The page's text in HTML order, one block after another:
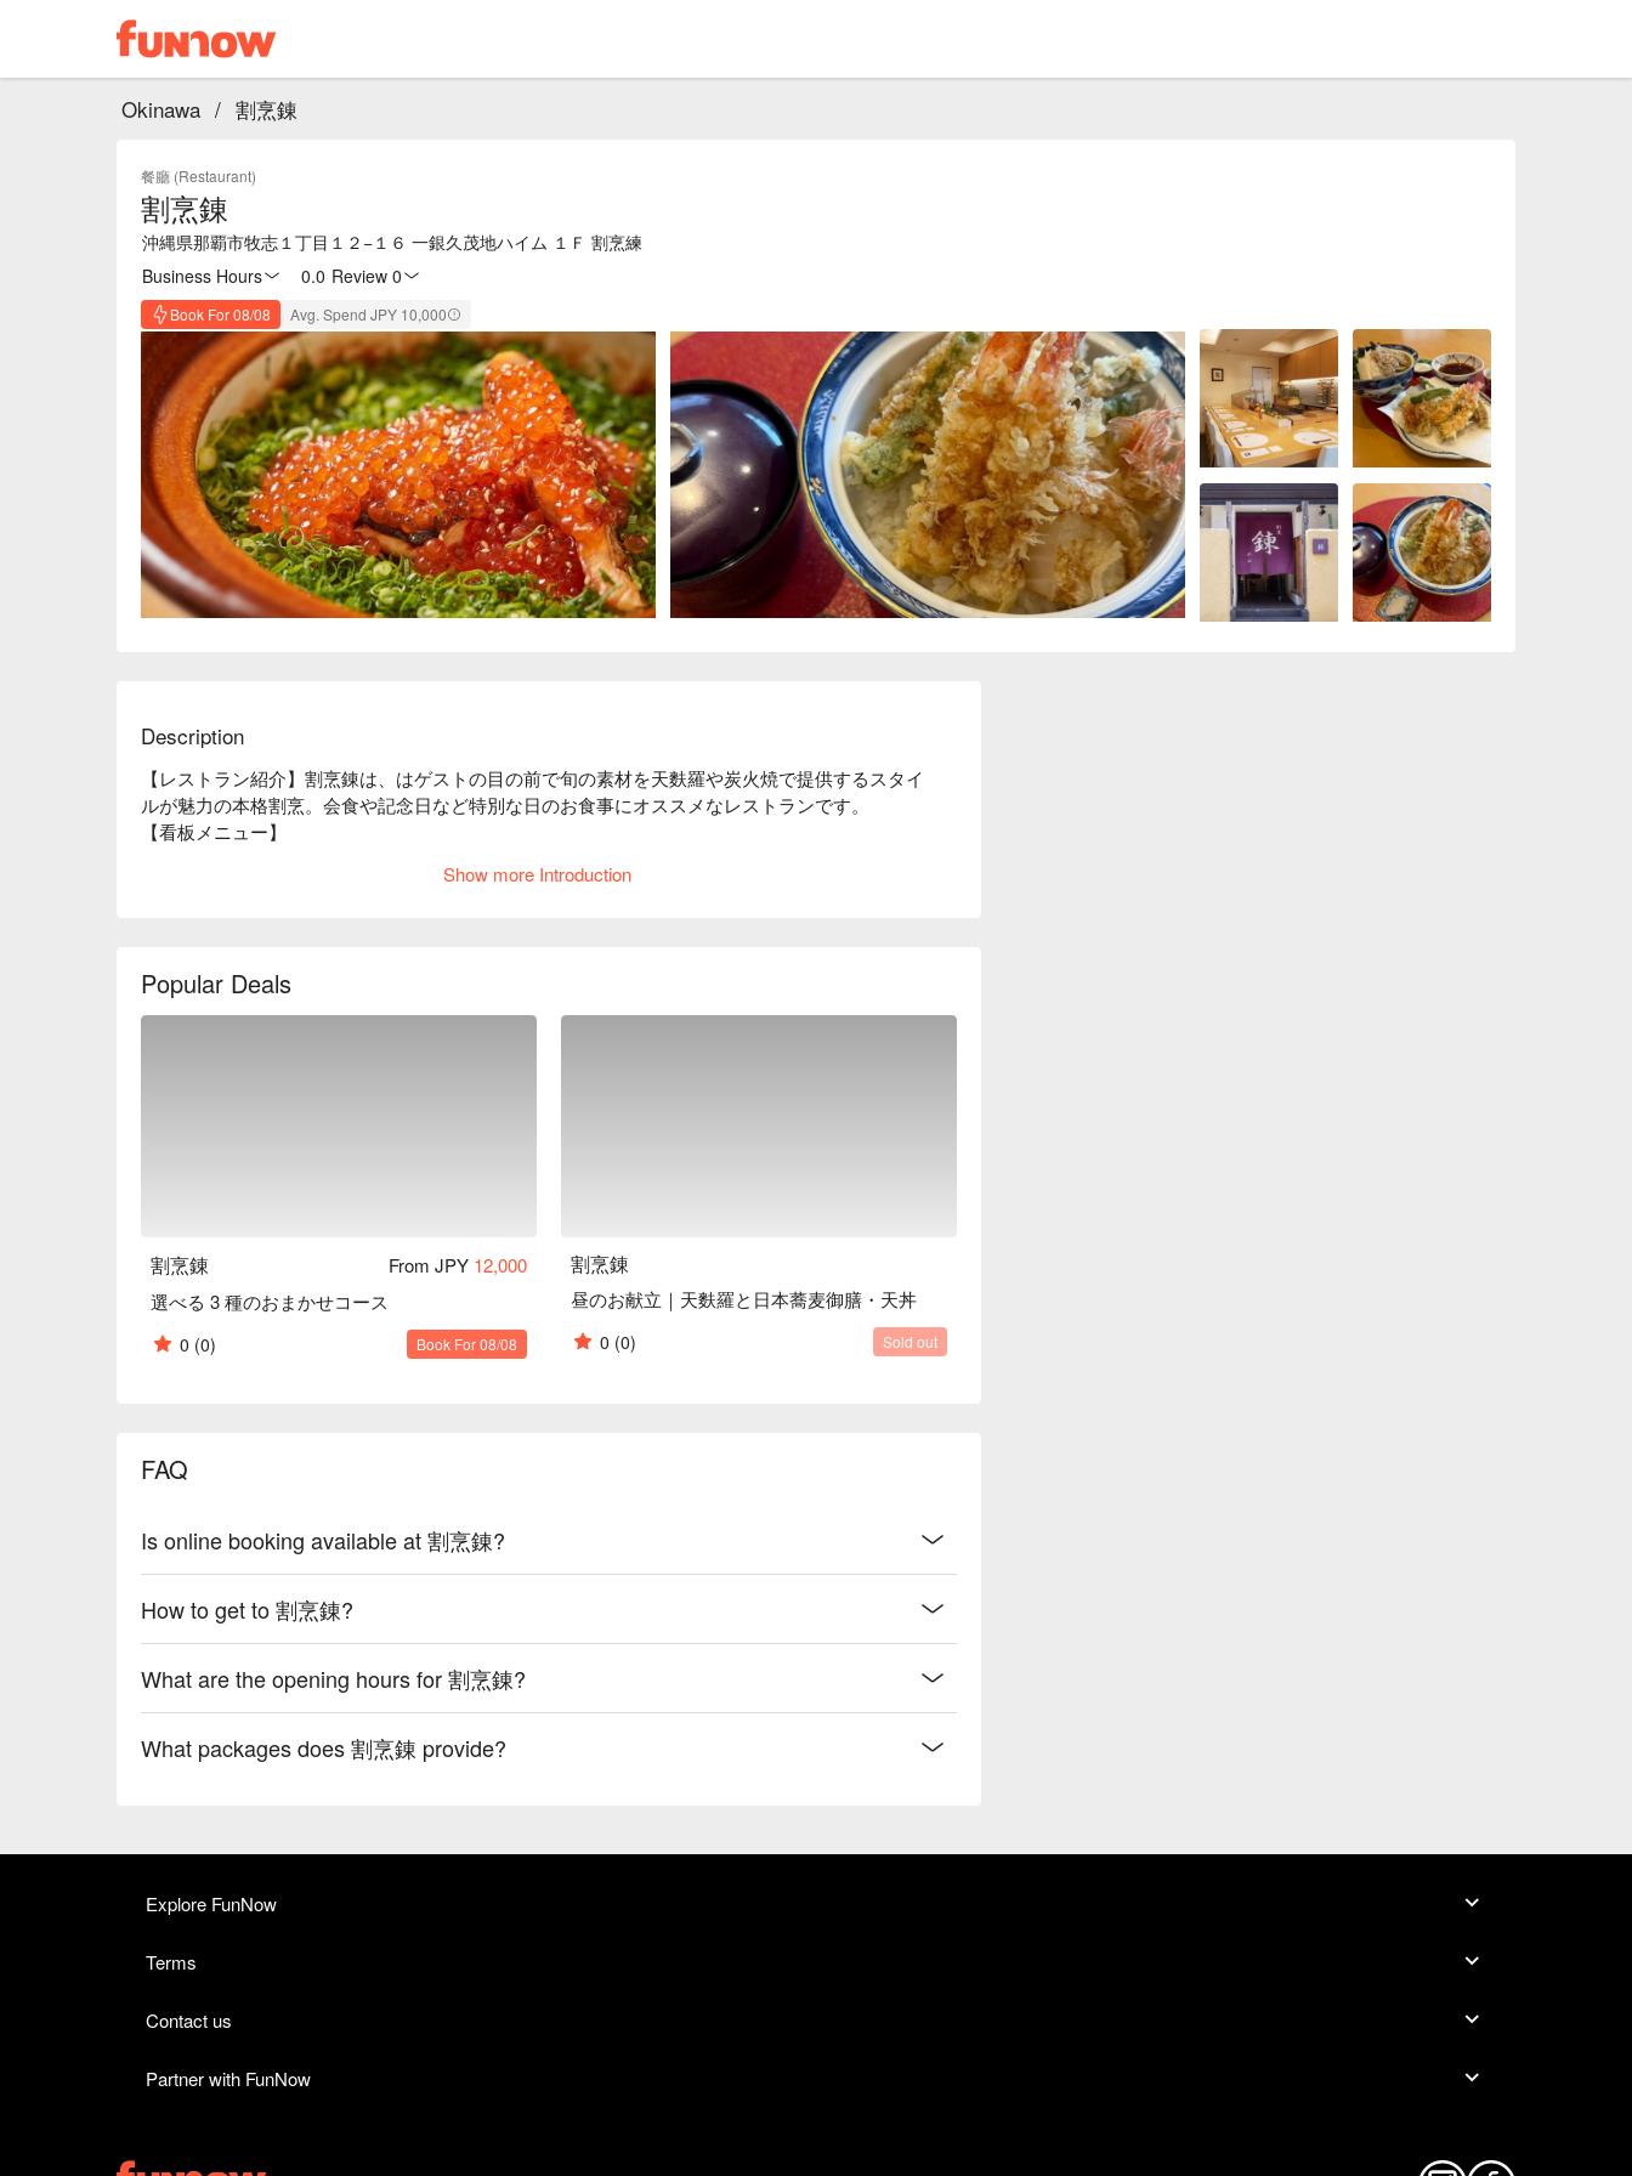
Okinawa / 割烹錬
餐廳 (Restaurant)
割烹錬
沖縄県那覇市牧志１丁目１２−１６ 一銀久茂地ハイム １Ｆ 割烹練
Business Hours
0.0 Review 0
Book For 08/08 Avg. Spend JPY 10,000
Description
【レストラン紹介】割烹錬は、はゲストの目の前で旬の素材を天麩羅や炭火焼で提供するスタイ
ルが魅力の本格割烹。会食や記念日など特別な日のお食事にオススメなレストランです。
【看板メニュー】
国産黒毛和牛すき焼き：店主おすすめの一品。 Show more Introduction
Popular Deals
割烹錬 From JPY 12,000
選べる 3 種のおまかせコース
0 (0) Book For 08/08
割烹錬
昼のお献立｜天麩羅と日本蕎麦御膳・天丼
0 (0) Sold out
FAQ
Is online booking available at 割烹錬?
How to get to 割烹錬?
What are the opening hours for 割烹錬?
What packages does 割烹錬 provide?
Explore FunNow
Terms
Contact us
Partner with FunNow